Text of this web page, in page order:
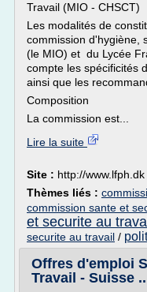
Travail (MIO - CHSCT)
Les modalités de
commission d'hygiène,
(le MIO) et du Lycée
compte les spécificités
ainsi que les
Composition
La commission est...
Lire la suite
Site : http://www.lfph.dk
Thèmes liés :
commission sante et
et securite au
securite au travail /
Offres d'emploi
Travail - Suisse